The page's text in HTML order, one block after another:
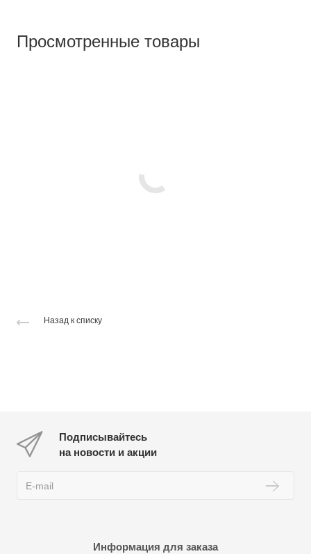
Просмотренные товары
Назад к списку
Подписывайтесь
на новости и акции
Информация для заказа